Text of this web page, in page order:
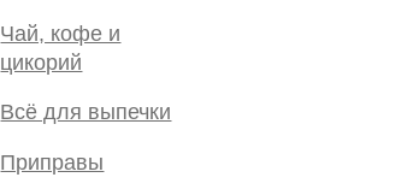
Чай, кофе и
цикорий
Всё для выпечки
Приправы